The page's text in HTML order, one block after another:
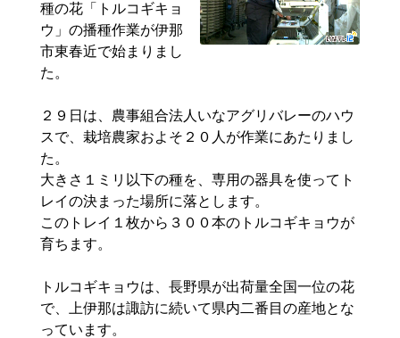
種の花「トルコギキョ
ウ」の播種作業が伊那
市東春近で始まりまし
た。
２９日は、農事組合法人いなアグリバレーのハウ
スで、栽培農家およそ２０人が作業にあたりまし
た。
大きさ１ミリ以下の種を、専用の器具を使ってト
レイの決まった場所に落とします。
このトレイ１枚から３００本のトルコギキョウが
育ちます。
トルコギキョウは、長野県が出荷量全国一位の花
で、上伊那は諏訪に続いて県内二番目の産地とな
っています。